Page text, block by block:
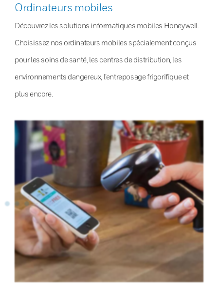
Ordinateurs mobiles
Découvrez les solutions informatiques mobiles Honeywell.
Choisissez nos ordinateurs mobiles spécialement conçus
pour les soins de santé, les centres de distribution, les
environnements dangereux, l’entreposage frigorifique et
plus encore.